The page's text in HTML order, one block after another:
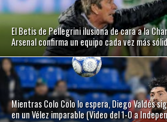
El Betis de Pellegrini ilusiona de cara a la
Arsenal confirma un equipo cada vez más
Mientras Colo Colo lo espera, Diego Valdés
en un Vélez imparable (Video del 1-0 a